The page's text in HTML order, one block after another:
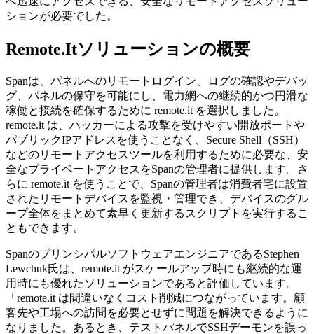
ションが必要でした。
Remote.Itソリューションの概要
Spanは、パネルへのリモートログイン、ログの確認やデバッ
グ、パネルの保守を可能にし、電力網への継続的かつ円滑な
稼働と接続を確保するために remote.it を選択しました。
remote.it は、ハッカーによる攻撃を受けやすい開放ポートや
パブリックIPアドレスを使うことなく、Secure Shell（SSH）
などのリモートアクセスツールを利用するために必要な、安
全なプライベートアクセスをSpanの管理者に提供します。さ
らに remote.it を使うことで、Spanの管理者は消費者宅に設置
されたリモートデバイスを監視・管理でき、デバイスのグル
ープ全体をまとめて素早く更新するスクリプトを実行するこ
ともできます。
SpanのプリンシパルソフトウェアエンジニアであるStephen
Lewchuk氏は、remote.it がスケールアップ時にも継続的な運
用時にも優れたソリューションであると評価しています。
「remote.it は間違いなくコスト削減につながっています。顧
客先や工場への訪問を必要とせずに問題を解決できるように
なりました。あるとき、テストパネルでSSHデーモンを誤っ